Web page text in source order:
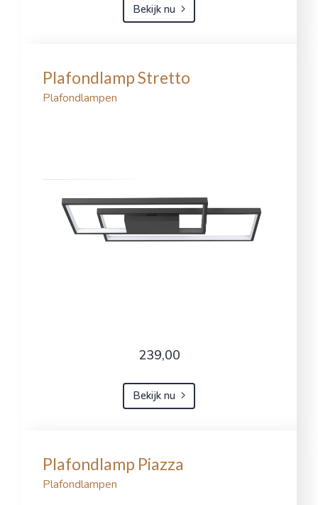
Bekijk nu
Plafondlamp Stretto
Plafondlampen
239,00
Bekijk nu
Plafondlamp Piazza
Plafondlampen